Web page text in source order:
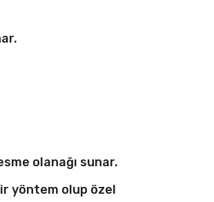
olanağı sunar.
yöntem olup özel